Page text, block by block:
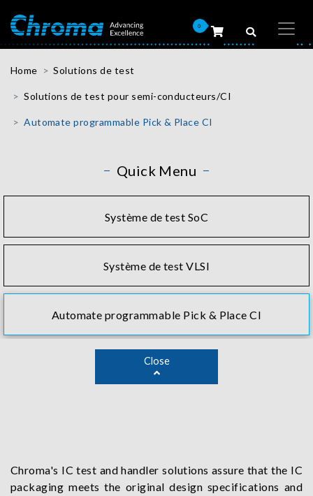
0
Home Solutions de test
Solutions de test pour semi-conducteurs/CI
Automate programmable Pick & Place CI
Quick Menu
Système de test SoC
Système de test VLSI
Automate programmable Pick & Place CI
Close
Chroma's IC test and handler solutions assure that the IC
packaging meets the original design specifications and